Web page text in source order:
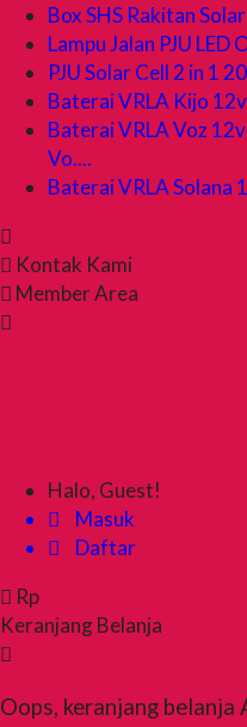
Box SHS Rakitan
Lampu Jalan PJU
PJU Solar Cell 2 in 1
Baterai VRLA Kijo
Baterai VRLA Voz
Vo....
Baterai VRLA Solana
Kontak Kami
Member Area
Halo, Guest!
Masuk
Daftar
Rp
Keranjang Belanja
Oops, keranjang belanja